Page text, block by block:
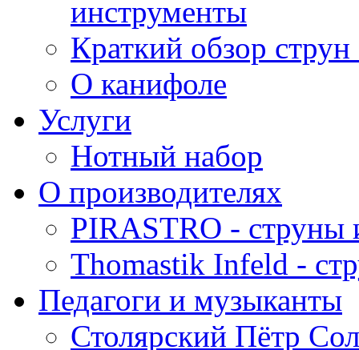
инструменты
Краткий обзор
О канифоле
Услуги
Нотный набор
О производителях
PIRASTRO - струны
Thomastik Infeld -
Педагоги и музыканты
Столярский Пётр